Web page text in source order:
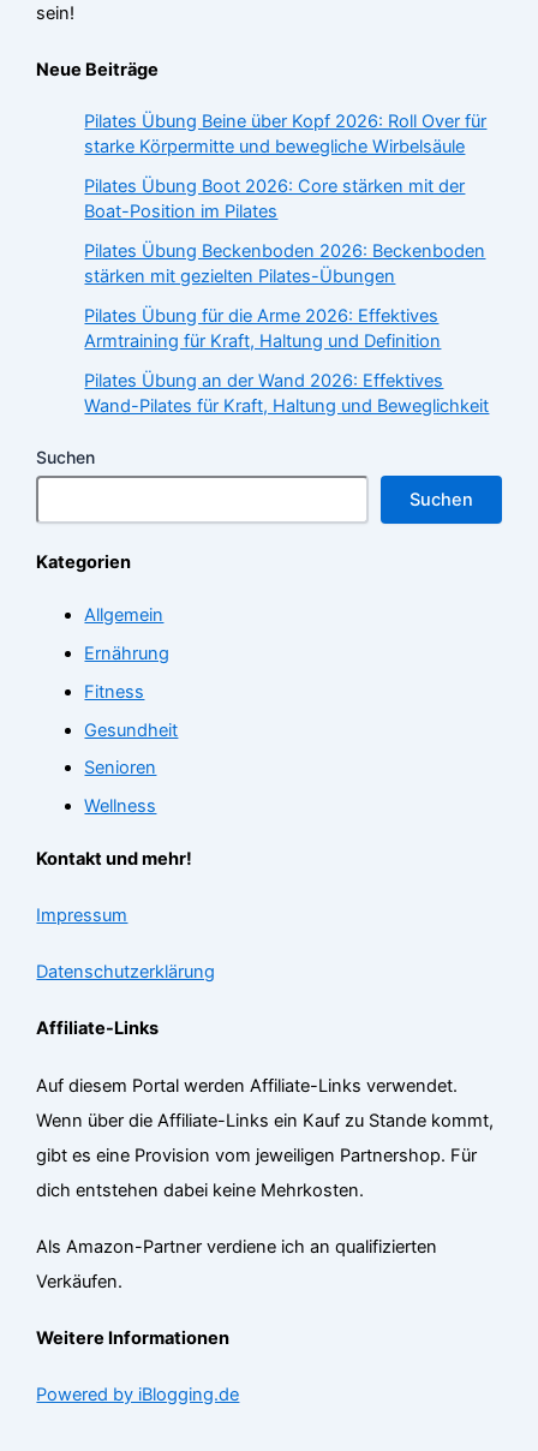
sein!
Neue Beiträge
Pilates Übung Beine über Kopf 2026: Roll Over für
starke Körpermitte und bewegliche Wirbelsäule
Pilates Übung Boot 2026: Core stärken mit der
Boat-Position im Pilates
Pilates Übung Beckenboden 2026: Beckenboden
stärken mit gezielten Pilates-Übungen
Pilates Übung für die Arme 2026: Effektives
Armtraining für Kraft, Haltung und Definition
Pilates Übung an der Wand 2026: Effektives
Wand-Pilates für Kraft, Haltung und Beweglichkeit
Suchen
Suchen
Kategorien
Allgemein
Ernährung
Fitness
Gesundheit
Senioren
Wellness
Kontakt und mehr!
Impressum
Datenschutzerklärung
Affiliate-Links
Auf diesem Portal werden Affiliate-Links verwendet.
Wenn über die Affiliate-Links ein Kauf zu Stande kommt,
gibt es eine Provision vom jeweiligen Partnershop. Für
dich entstehen dabei keine Mehrkosten.
Als Amazon-Partner verdiene ich an qualifizierten
Verkäufen.
Weitere Informationen
Powered by iBlogging.de